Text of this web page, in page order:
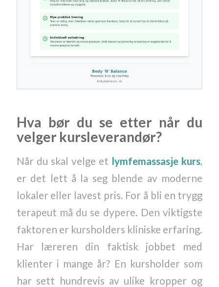
Hva bør du se etter når du
velger kursleverandør?
Når du skal velge et lymfemassasje kurs,
er det lett å la seg blende av moderne
lokaler eller lavest pris. For å bli en trygg
terapeut må du se dypere. Den viktigste
faktoren er kursholders kliniske erfaring.
Har læreren din faktisk jobbet med
klienter i mange år? En kursholder som
har sett hundrevis av ulike kropper og